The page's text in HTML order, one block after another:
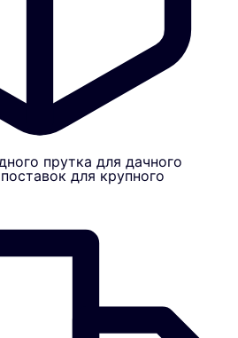
прутка для дачного
для крупного